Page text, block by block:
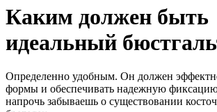
Каким должен быть
идеальный
Определенно удобным. Он должен
формы и обеспечивать надежную
напрочь забываешь о существовании